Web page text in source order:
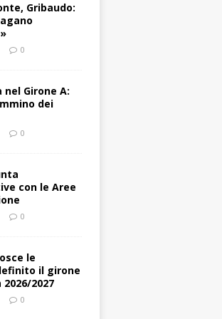
Gribaudo:
0
nel Girone A:
dei
0
con le Aree
0
le
il girone
2027
0